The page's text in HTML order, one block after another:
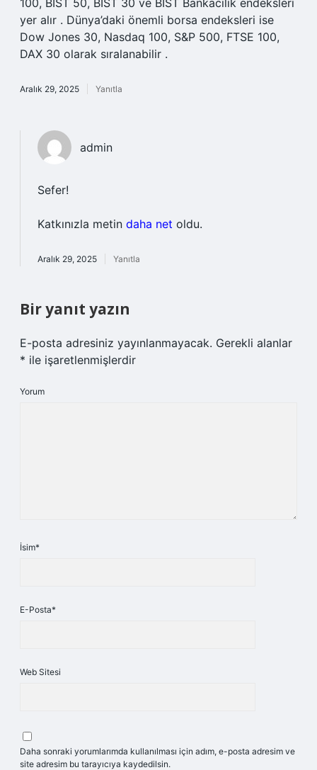
100, BIST 50, BIST 30 ve BIST Bankacılık endeksleri
yer alır . Dünya’daki önemli borsa endeksleri ise
Dow Jones 30, Nasdaq 100, S&P 500, FTSE 100,
DAX 30 olarak sıralanabilir .
Aralık 29, 2025 Yanıtla
admin
Sefer!
Katkınızla metin daha net oldu.
Aralık 29, 2025 Yanıtla
Bir yanıt yazın
E-posta adresiniz yayınlanmayacak. Gerekli alanlar
* ile işaretlenmişlerdir
Yorum
İsim*
E-Posta*
Web Sitesi
Daha sonraki yorumlarımda kullanılması için adım, e-posta adresim ve
site adresim bu tarayıcıya kaydedilsin.